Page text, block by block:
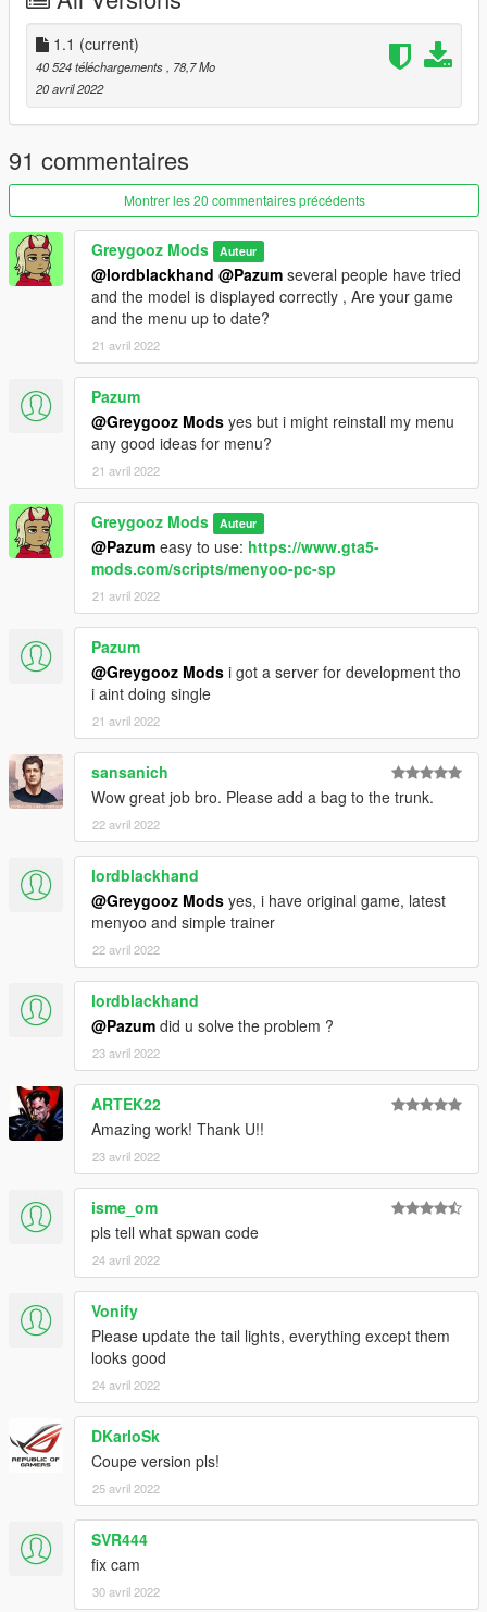
- illuminated door badge
installation :
1.- Go to "/update/x64/dlcpacks/", create a new folder called
"gle63sgg" and put inside the "dlc.rpf" file.
2.- Export "dlclist.xml" from "/update/update.rpf/common/data/
The car body needs to be refitted in a refitting shop to be able
to play normally ！！！
1.1 (current)
40 524 téléchargements
, 78,7 Mo
20 avril 2022
91 commentaires
Montrer les 20 commentaires précédents
Greygooz Mods Auteur
@lordblackhand @Pazum several people have tried
and the model is displayed correctly , Are your game
and the menu up to date?
21 avril 2022
Pazum
@Greygooz Mods yes but i might reinstall my menu
any good ideas for menu?
21 avril 2022
Greygooz Mods Auteur
@Pazum easy to use: https://www.gta5-
mods.com/scripts/menyoo-pc-sp
21 avril 2022
Pazum
@Greygooz Mods i got a server for development tho
i aint doing single
21 avril 2022
sansanich
Wow great job bro. Please add a bag to the trunk.
22 avril 2022
lordblackhand
@Greygooz Mods yes, i have original game, latest
menyoo and simple trainer
22 avril 2022
lordblackhand
@Pazum did u solve the problem ?
23 avril 2022
ARTEK22
Amazing work! Thank U!!
23 avril 2022
isme_om
pls tell what spwan code
24 avril 2022
Vonify
Please update the tail lights, everything except them
looks good
24 avril 2022
DKarloSk
Coupe version pls!
25 avril 2022
SVR444
fix cam
30 avril 2022